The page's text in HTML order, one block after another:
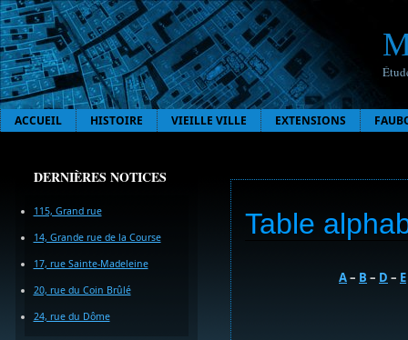
ACCUEIL HISTOIRE VIEILLE VILLE EXTENSIONS
DERNIÈRES NOTICES
115, Grand rue
14, Grande rue de la Course
17, rue Sainte-Madeleine
20, rue du Coin Brûlé
24, rue du Dôme
Table
A– B – D – E